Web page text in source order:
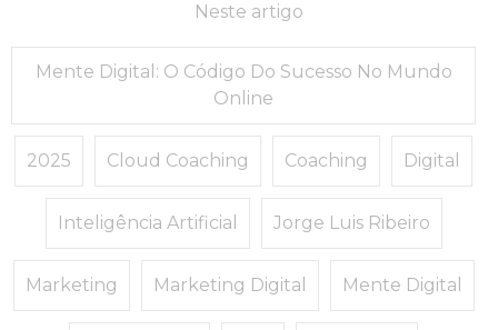
Neste artigo
Mente Digital: O Código Do Sucesso No Mundo
Online
2025 Cloud Coaching Coaching Digital
Inteligência Artificial Jorge Luis Ribeiro
Marketing Marketing Digital Mente Digital